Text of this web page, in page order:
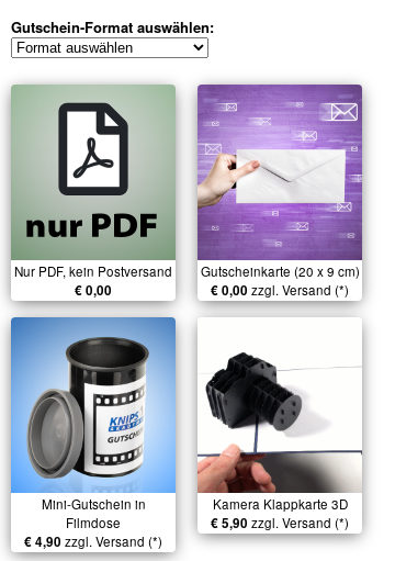
Gutschein-Format auswählen:
Nur PDF, kein Postversand
€ 0,00
Gutscheinkarte (20 x 9 cm)
€ 0,00 zzgl. Versand (*)
Mini-Gutschein in
Filmdose
€ 4,90 zzgl. Versand (*)
Kamera Klappkarte 3D
€ 5,90 zzgl. Versand (*)